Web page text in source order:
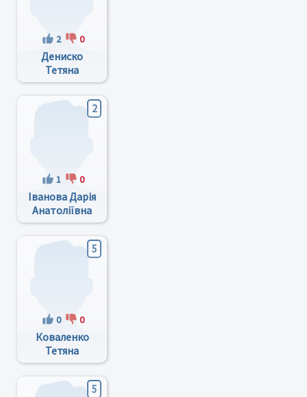
2 0
Дениско
Тетяна
Леонідівна
2
1 0
Іванова Дарія
Анатоліївна
5
0 0
Коваленко
Тетяна
Віталіївна
5